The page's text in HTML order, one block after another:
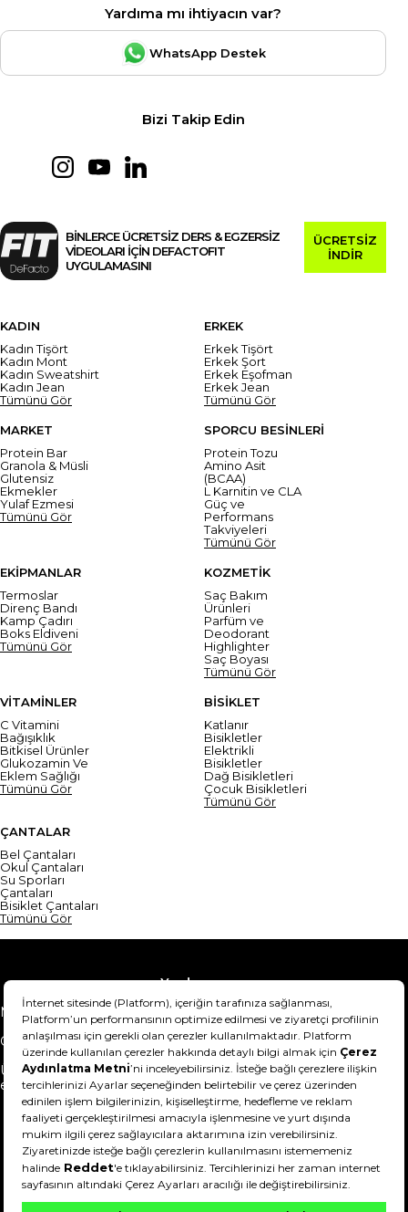
Yardıma mı ihtiyacın var?
WhatsApp Destek
Bizi Takip Edin
BİNLERCE ÜCRETSİZ DERS & EGZERSİZ
VİDEOLARI İÇİN DEFACTOFIT
UYGULAMASINI
ÜCRETSİZ
İNDİR
KADIN
Kadın Tişört
Kadın Mont
Kadın Sweatshirt
Kadın Jean
Tümünü Gör
ERKEK
Erkek Tişört
Erkek Şort
Erkek Eşofman
Erkek Jean
Tümünü Gör
MARKET
Protein Bar
Granola & Müsli
Glutensiz
Ekmekler
Yulaf Ezmesi
Tümünü Gör
SPORCU BESİNLERİ
Protein Tozu
Amino Asit
(BCAA)
L Karnitin ve CLA
Güç ve
Performans
Takviyeleri
Tümünü Gör
EKİPMANLAR
Termoslar
Direnç Bandı
Kamp Çadırı
Boks Eldiveni
Tümünü Gör
KOZMETİK
Saç Bakım
Ürünleri
Parfüm ve
Deodorant
Highlighter
Saç Boyası
Tümünü Gör
VİTAMİNLER
C Vitamini
Bağışıklık
Bitkisel Ürünler
Glukozamin Ve
Eklem Sağlığı
Tümünü Gör
BİSİKLET
Katlanır
Bisikletler
Elektrikli
Bisikletler
Dağ Bisikletleri
Çocuk Bisikletleri
Tümünü Gör
ÇANTALAR
Bel Çantaları
Okul Çantaları
Su Sporları
Çantaları
Bisiklet Çantaları
Tümünü Gör
Yardım
Mesafeli Satış Sözleşmesi
Teslimat Bilgisi
Gizlilik Sözleşmesi
Şartlar & Koşullar
Ürünümü nasıl iade
edebilirim?
Hakkımızda
DeFactoFIT ©️ 2022-2026. Tüm hakları saklıdır.